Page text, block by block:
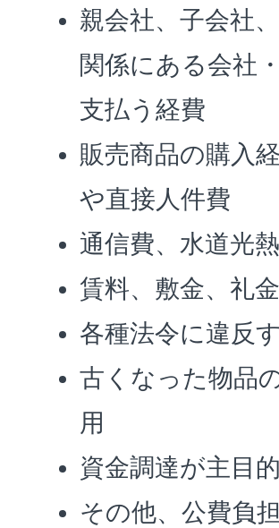
親会社、子会社
関係にある会社
支払う経費
販売商品の購入
や直接人件費
通信費、水道光
賃料、敷金、礼
各種法令に違反
古くなった物品
用
資金調達が主目
その他、公費負